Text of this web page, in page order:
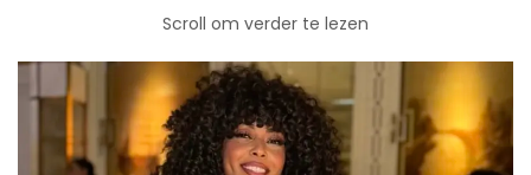
Scroll om verder te lezen